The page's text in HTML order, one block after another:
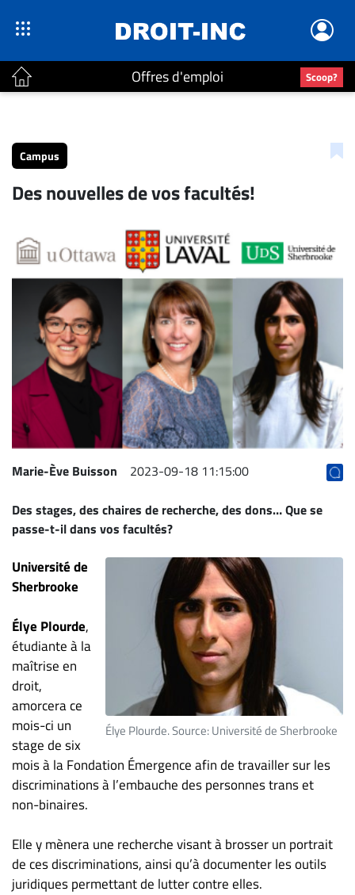
Offres d'emploi Scoop?
Accueil
Continu
Bureaux
Conseillers
Juridiques
Campus
Carrière
Archives
CARRIÈRE
ET
EMPLOIS
ET
JURISTES
Offres
d'emploi
Continue
Métiers
Scoop?
CABINETS
ET
ENTREPRISES
Espace
entreprises
entreprises
Publier
un
Campus
Des nouvelles de vos facultés!
Marie-Ève Buisson 2023-09-18 11:15:00
Des stages, des chaires de recherche, des dons… Que se
passe-t-il dans vos facultés?
Élye Plourde. Source: Université de Sherbrooke
Université de
Sherbrooke
Élye Plourde,
étudiante à la
maîtrise en
droit,
amorcera ce
mois-ci un
stage de six
mois à la Fondation Émergence afin de travailler sur les
discriminations à l’embauche des personnes trans et
non-binaires.
Elle y mènera une recherche visant à brosser un portrait
de ces discriminations, ainsi qu’à documenter les outils
juridiques permettant de lutter contre elles.